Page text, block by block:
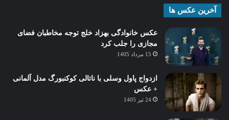
آخرین عکس ها
عکس خانوادگی بهزاد خلج توجه مخاطبان فضای
مجازی را جلب کرد
15 مرداد 1405
ازدواج پاول وسلی با ناتالی کوکنبورگ مدل آلمانی
+ عکس
24 تیر 1405